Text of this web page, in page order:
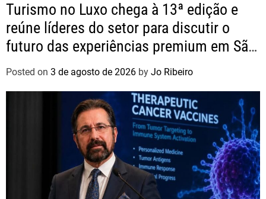
Turismo no Luxo chega à 13ª edição e
reúne líderes do setor para discutir o
futuro das experiências premium em São
Paulo
Posted on 3 de agosto de 2026 by Jo Ribeiro